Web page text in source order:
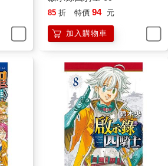
85 折 特價 94 元
加入購物車